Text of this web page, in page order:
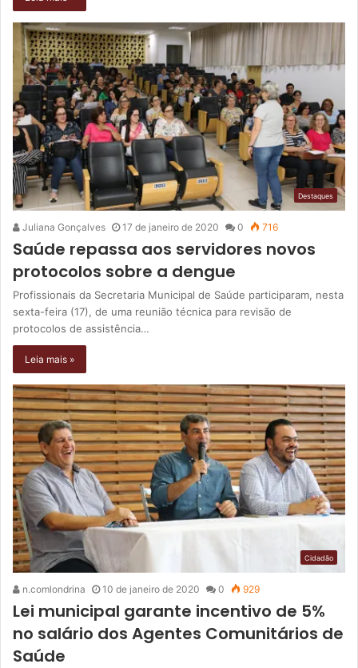
Destaques
Juliana Gonçalves 17 de janeiro de 2020 0 716
Saúde repassa aos servidores novos
protocolos sobre a dengue
Profissionais da Secretaria Municipal de Saúde participaram, nesta
sexta-feira (17), de uma reunião técnica para revisão de
protocolos de assistência…
Leia mais »
Cidadão
n.comlondrina 10 de janeiro de 2020 0 929
Lei municipal garante incentivo de 5%
no salário dos Agentes Comunitários de
Saúde